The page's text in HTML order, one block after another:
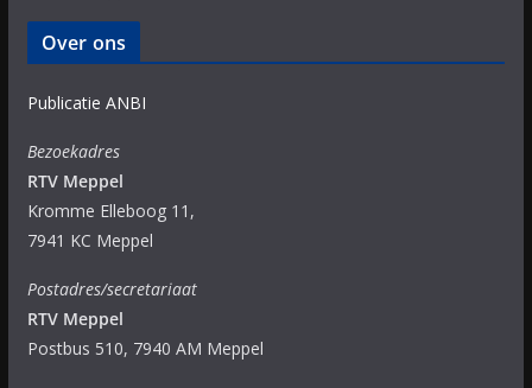
Over ons
Publicatie ANBI
Bezoekadres
RTV Meppel
Kromme Elleboog 11,
7941 KC Meppel
Postadres/secretariaat
RTV Meppel
Postbus 510, 7940 AM Meppel